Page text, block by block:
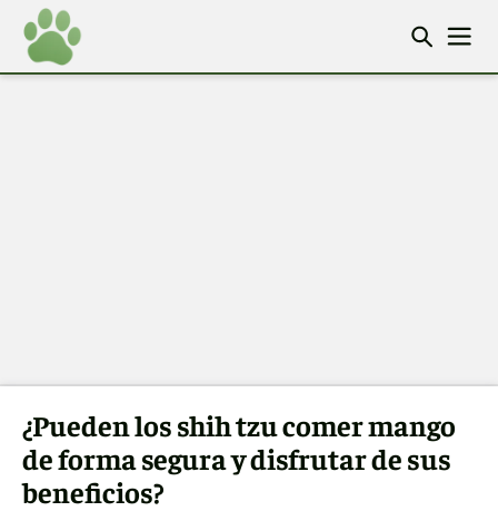
¿Pueden los shih tzu comer mango
de forma segura y disfrutar de sus
beneficios?